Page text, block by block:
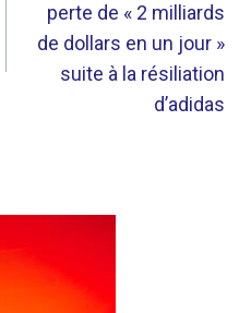
perte de « 2 milliards
de dollars en un jour »
suite à la résiliation
d’adidas